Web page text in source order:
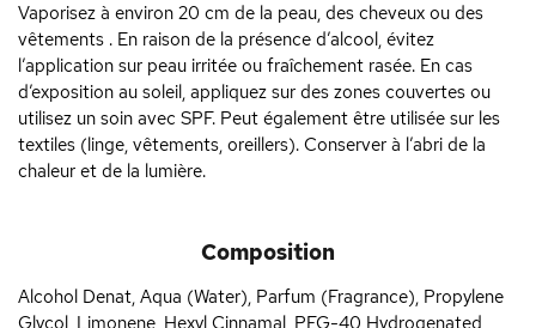
Vaporisez à environ 20 cm de la peau, des cheveux ou des
vêtements . En raison de la présence d’alcool, évitez
l’application sur peau irritée ou fraîchement rasée. En cas
d’exposition au soleil, appliquez sur des zones couvertes ou
utilisez un soin avec SPF. Peut également être utilisée sur les
textiles (linge, vêtements, oreillers). Conserver à l’abri de la
chaleur et de la lumière.
Composition
Alcohol Denat, Aqua (Water), Parfum (Fragrance), Propylene
Glycol, Limonene, Hexyl Cinnamal, PEG-40 Hydrogenated